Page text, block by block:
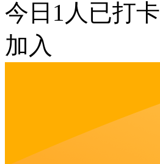
今日 1 人已打卡
加入